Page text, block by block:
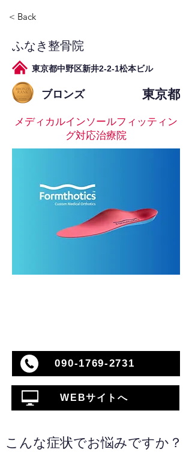
< Back
ふなき整骨院
東京都中野区新井2-2-1松本ビル
ブロンズ 東京都
メディカルインソールフィッティン
グ対応治療院
090-1769-2731
WEBサイトへ
こんな症状でお悩みですか？